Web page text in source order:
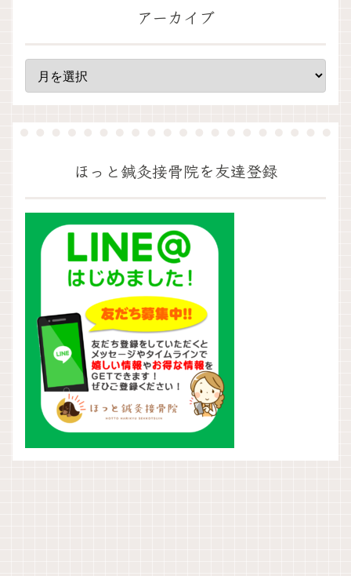
アーカイブ
ほっと鍼灸接骨院を友達登録